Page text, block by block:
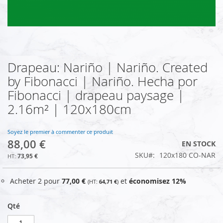
Skip
to
the
beginning
of
the
gallery
Drapeau: Nariño | Nariño. Created
by Fibonacci | Nariño. Hecha por
Fibonacci | drapeau paysage |
2.16m² | 120x180cm
Soyez le premier à commenter ce produit
88,00 €
73,95 €
EN STOCK
SKU
120x180 CO-NAR
Acheter 2 pour 77,00 € 64,71 € et économisez 12%
Qté